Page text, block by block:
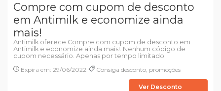
Compre com cupom de desconto
em Antimilk e economize ainda
mais!
Antimilk oferece Compre com cupom de desconto em
Antimilk e economize ainda mais!. Nenhum código de
cupom necessário. Apenas por tempo limitado.
Expira em: 29/06/2022
Consiga desconto, promoções
Ver Desconto